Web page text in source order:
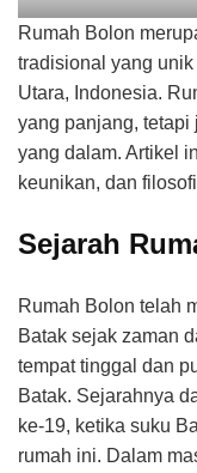
Rumah Bolon
tradisional yang
Utara, Indonesia.
yang panjang, tetapi
yang dalam. Artikel
keunikan, dan
Sejarah
Rumah Bolon telah
Batak sejak zaman
tempat tinggal dan
Batak. Sejarahnya
ke-19, ketika suku
rumah ini. Dalam